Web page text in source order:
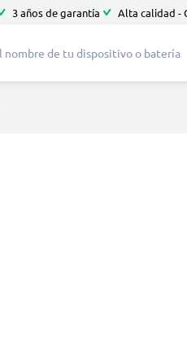
3 años de garantía Alta calidad -